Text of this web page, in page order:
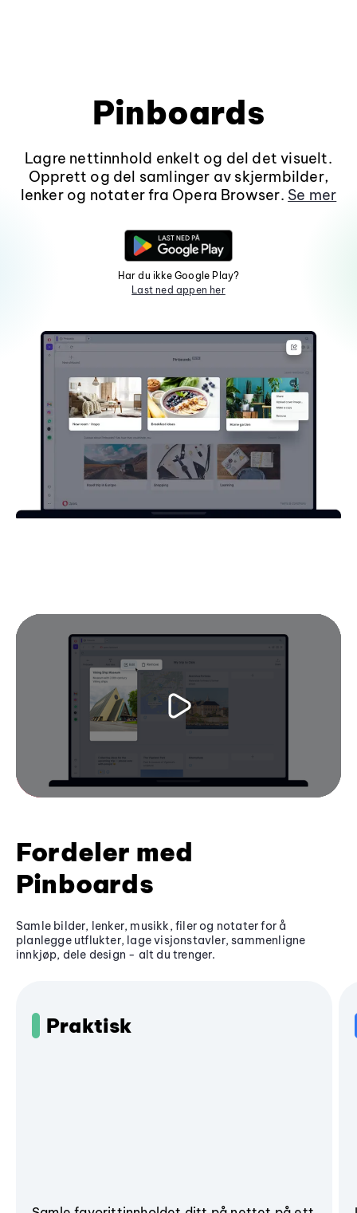
Pinboards
Lagre nettinnhold enkelt og del det visuelt.
Opprett og del samlinger av skjermbilder,
lenker og notater fra Opera Browser. Se mer
Har du ikke Google Play?
Last ned appen her
Fordeler med
Pinboards
Samle bilder, lenker, musikk, filer og notater for å
planlegge utflukter, lage visjonstavler, sammenligne
innkjøp, dele design - alt du trenger.
Praktisk